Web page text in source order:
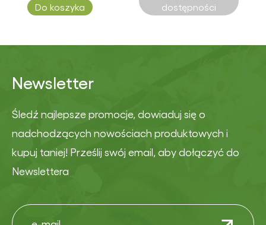
Do koszyka
dostępności
Newsletter
Śledź najlepsze promocje, dowiaduj się o
nadchodzących nowościach produktowych i
kupuj taniej! Prześlij swój email, aby dołączyć do
Newslettera